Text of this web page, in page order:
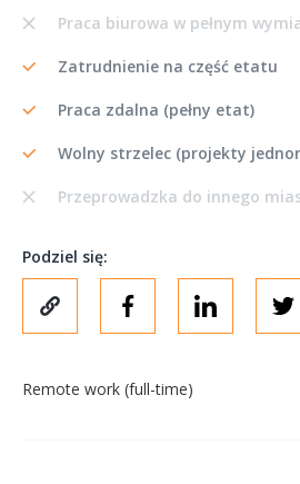
Praca biurowa w pełnym
Zatrudnienie na część etatu
Praca zdalna (pełny etat)
Wolny strzelec (projekty
Przeprowadzka do innego
Podziel się:
Remote work (full-time)